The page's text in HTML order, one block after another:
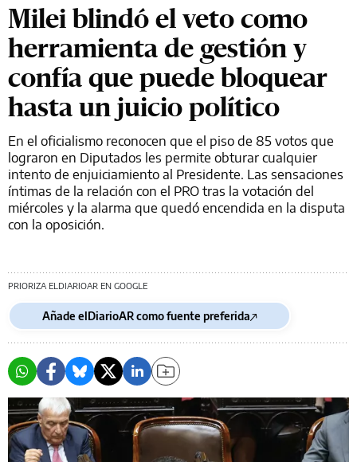
Milei blindó el veto como
herramienta de gestión y
confía que puede bloquear
hasta un juicio político
En el oficialismo reconocen que el piso de 85 votos que
lograron en Diputados les permite obturar cualquier
intento de enjuiciamiento al Presidente. Las sensaciones
íntimas de la relación con el PRO tras la votación del
miércoles y la alarma que quedó encendida en la disputa
con la oposición.
PRIORIZA ELDIARIOAR EN GOOGLE
Añade elDiarioAR como fuente preferida